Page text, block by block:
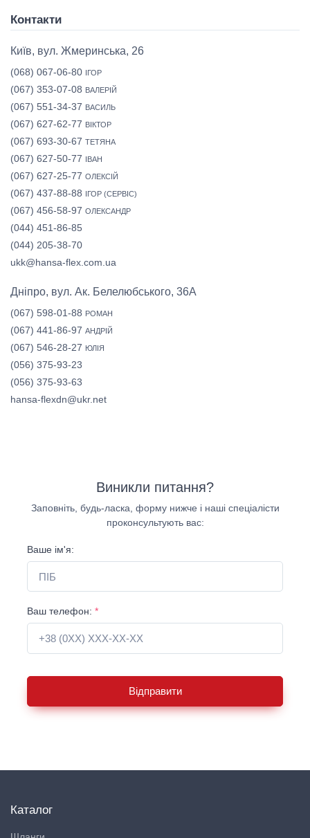
Контакти
Київ, вул. Жмеринська, 26
(068) 067-06-80 ІГОР
(067) 353-07-08 ВАЛЕРІЙ
(067) 551-34-37 ВАСИЛЬ
(067) 627-62-77 ВІКТОР
(067) 693-30-67 ТЕТЯНА
(067) 627-50-77 ІВАН
(067) 627-25-77 ОЛЕКСІЙ
(067) 437-88-88 ІГОР (СЕРВІС)
(067) 456-58-97 ОЛЕКСАНДР
(044) 451-86-85
(044) 205-38-70
ukk@hansa-flex.com.ua
Дніпро, вул. Ак. Белелюбського, 36А
(067) 598-01-88 РОМАН
(067) 441-86-97 АНДРІЙ
(067) 546-28-27 ЮЛІЯ
(056) 375-93-23
(056) 375-93-63
hansa-flexdn@ukr.net
Виникли питання?
Заповніть, будь-ласка, форму нижче і наші спеціалісти
проконсультують вас:
Ваше ім'я:
Ваш телефон: *
Відправити
Каталог